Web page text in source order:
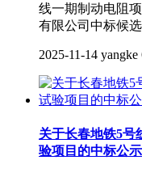
线一期制动电阻
有限公司中标候
2025-11-14 yangke
关于长春地铁5号
验项目的中标公示